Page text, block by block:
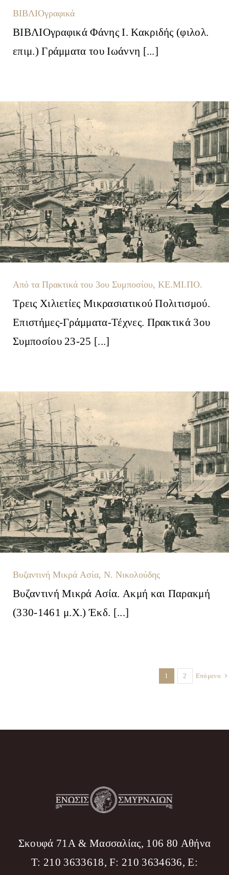
ΒΙΒΛΙΟγραφικά
ΒΙΒΛΙΟγραφικά Φάνης Ι. Κακριδής (φιλολ.
επιμ.) Γράμματα του Ιωάννη [...]
Από τα Πρακτικά του 3ου Συμποσίου, ΚΕ.ΜΙ.ΠΟ.
Τρεις Χιλιετίες Μικρασιατικού Πολιτισμού.
Επιστήμες-Γράμματα-Τέχνες. Πρακτικά 3ου
Συμποσίου 23-25 [...]
Βυζαντινή Μικρά Ασία, Ν. Νικολούδης
Βυζαντινή Μικρά Ασία. Ακμή και Παρακμή
(330-1461 μ.Χ.) Έκδ. [...]
1 2 Επόμενο
Σκουφά 71Α & Μασσαλίας, 106 80 Αθήνα
T: 210 3633618, F: 210 3634636, Ε: